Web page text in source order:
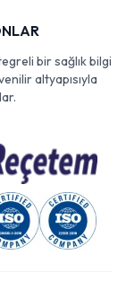
bir sağlık bilgi
altyapısıyla